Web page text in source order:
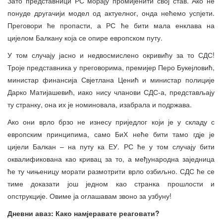
понуде другачији модел од актуелног, онда нећемо успјети.
Преговори ће пропасти, а РС ће бити мала енклава на
цијелом Балкану која се опире европском путу.
У том случају јасно и недвосмислено окривићу за то СДС!
Троје представника у преговорима, премијер Перо Букејловић,
министар финансија Свјетлана Ценић и министар полиције
Дарко Матијашевић, иако нису чланови СДС-а, представљају
ту странку, она их је номиновала, изабрала и подржава.
Ако они врло брзо не изнесу приједлог који је у складу с
европским принципима, само БиХ неће бити тамо гдје је
цијели Балкан – на путу ка ЕУ. РС ће у том случају бити
оквалификована као кривац за то, а међународна заједница
ће ту чињеницу морати размотрити врло озбиљно. СДС ће се
тиме доказати још једном као странка прошлости и
опструкције. Овиме ја оглашавам звоно за узбуну!
Дневни аваз: Како намјеравате реаговати?